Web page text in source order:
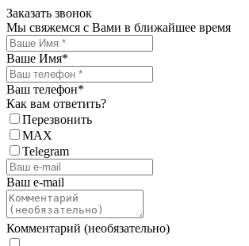
Заказать звонок
Мы свяжемся с Вами в ближайшее время
Ваше Имя*
Ваш телефон*
Как вам ответить?
Перезвонить
MAX
Telegram
Ваш e-mail
Комментарий (необязательно)